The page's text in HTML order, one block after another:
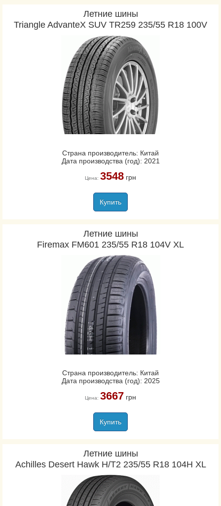
Летние шины
Triangle AdvanteX SUV TR259 235/55 R18 100V
Страна производитель: Китай
Дата производства (год): 2021
Цена: 3548грн
Купить
Летние шины
Firemax FM601 235/55 R18 104V XL
Страна производитель: Китай
Дата производства (год): 2025
Цена: 3667грн
Купить
Летние шины
Achilles Desert Hawk H/T2 235/55 R18 104H XL